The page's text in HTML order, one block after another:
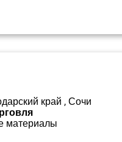
край , Сочи
материалы